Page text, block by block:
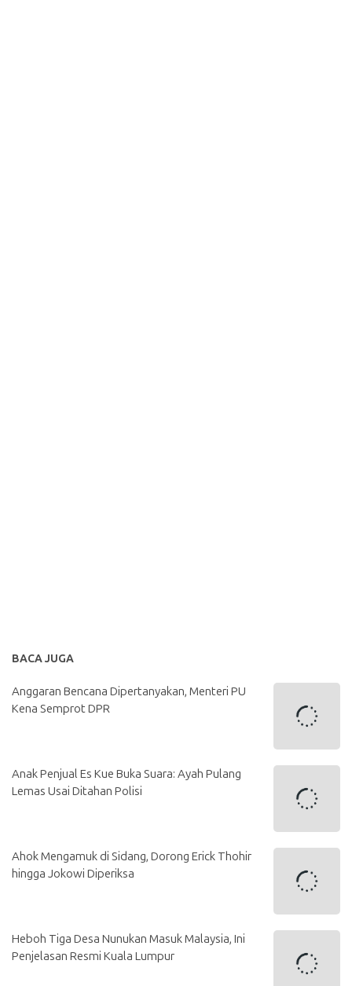
BACA JUGA
Anggaran Bencana Dipertanyakan, Menteri PU
Kena Semprot DPR
Anak Penjual Es Kue Buka Suara: Ayah Pulang
Lemas Usai Ditahan Polisi
Ahok Mengamuk di Sidang, Dorong Erick Thohir
hingga Jokowi Diperiksa
Heboh Tiga Desa Nunukan Masuk Malaysia, Ini
Penjelasan Resmi Kuala Lumpur